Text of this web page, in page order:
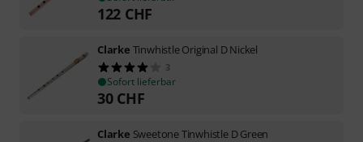
122 CHF
Clarke Tinwhistle Original D Nickel
3
Sofort lieferbar
30 CHF
Clarke Sweetone Tinwhistle D Green